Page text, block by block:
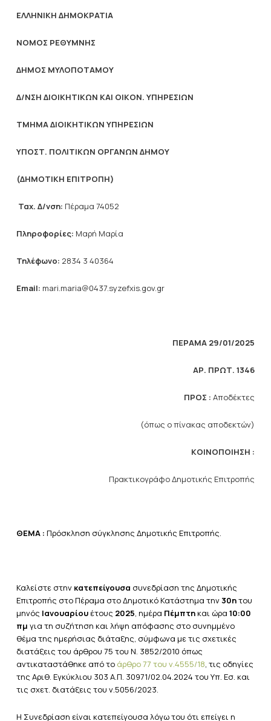
ΕΛΛΗΝΙΚΗ ΔΗΜΟΚΡΑΤΙΑ
NOMOΣ ΡΕΘΥΜΝΗΣ
ΔΗΜΟΣ ΜΥΛΟΠΟΤΑΜΟΥ
Δ/ΝΣΗ ΔΙΟΙΚΗΤΙΚΩΝ ΚΑΙ ΟΙΚΟΝ. ΥΠΗΡΕΣΙΩΝ
ΤΜΗΜΑ ΔΙΟΙΚΗΤΙΚΩΝ ΥΠΗΡΕΣΙΩΝ
ΥΠΟΣΤ. ΠΟΛΙΤΙΚΩΝ ΟΡΓΑΝΩΝ ΔΗΜΟΥ
(ΔΗΜΟΤΙΚΗ ΕΠΙΤΡΟΠΗ)
Ταχ. Δ/νση: Πέραμα 74052
Πληροφορίες: Μαρή Μαρία
Τηλέφωνο: 2834 3 40364
Email: mari.maria@0437.syzefxis.gov.gr
ΠΕΡΑΜΑ 29/01/2025
ΑΡ. ΠΡΩΤ. 1346
ΠΡΟΣ :Αποδέκτες
(όπως ο πίνακας αποδεκτών)
ΚΟΙΝΟΠΟΙΗΣΗ :
Πρακτικογράφο Δημοτικής Επιτροπής
ΘΕΜΑ : Πρόσκληση σύγκλησης Δημοτικής Επιτροπής.
Καλείστε στην κατεπείγουσα συνεδρίαση της Δημοτικής
Επιτροπής στο Πέραμα στο Δημοτικό Κατάστημα την30ητου
μηνός Ιανουαρίουέτους 2025, ημέρα Πέμπτηκαι ώρα 10:00
πμ για τη συζήτηση και λήψη απόφασης στο συνημμένο
θέμα της ημερήσιας διάταξης, σύμφωνα με τις σχετικές
διατάξεις του άρθρου 75 του Ν. 3852/2010 όπως
αντικαταστάθηκε από το άρθρο 77 του ν.4555/18, τις οδηγίες
της Αριθ. Εγκύκλιου 303 Α.Π. 30971/02.04.2024 του Υπ. Εσ. και
τις σχετ. διατάξεις του ν.5056/2023.
Η Συνεδρίαση είναι κατεπείγουσα λόγω του ότι επείγει η